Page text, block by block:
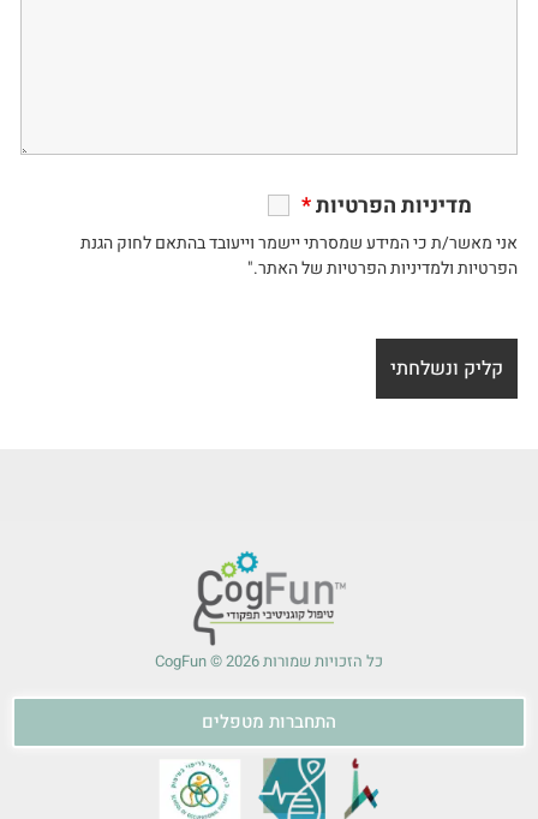
מדיניות הפרטיות*
אני מאשר/ת כי המידע שמסרתי יישמר וייעובד בהתאם לחוק הגנת
הפרטיות ולמדיניות הפרטיות של האתר."
כל הזכויות שמורות 2026 © CogFun
התחברות מטפלים